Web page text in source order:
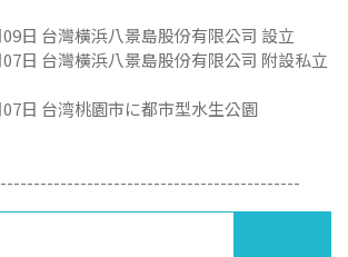
日 台灣橫浜八景島股份有限公司 設立
台灣橫浜八景島股份有限公司 附設私立
台湾桃園市に都市型水生公園